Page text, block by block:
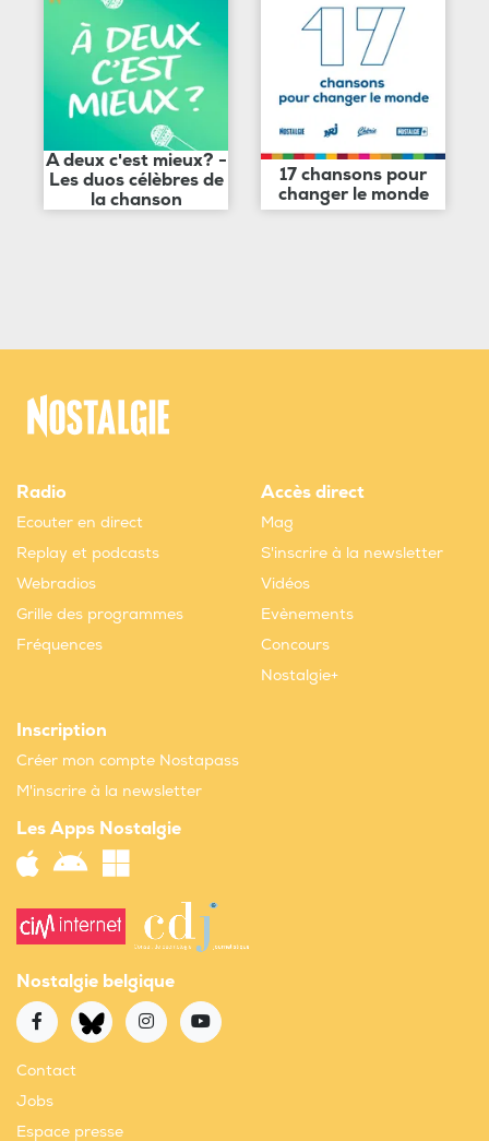
A deux c'est mieux? -
Les duos célèbres de
la chanson
17 chansons pour
changer le monde
Radio
Ecouter en direct
Replay et podcasts
Webradios
Grille des programmes
Fréquences
Accès direct
Mag
S'inscrire à la newsletter
Vidéos
Evènements
Concours
Nostalgie+
Inscription
Créer mon compte Nostapass
M'inscrire à la newsletter
Les Apps Nostalgie
Nostalgie belgique
Contact
Jobs
Espace presse